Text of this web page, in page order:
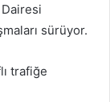
sürüyor.
trafiğe